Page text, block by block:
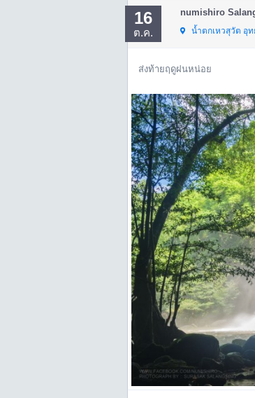
16
ต.ค.
numishiro
น้ำตกเหวสุวัต อุท
ส่งท้ายฤดูฝนหน่อย